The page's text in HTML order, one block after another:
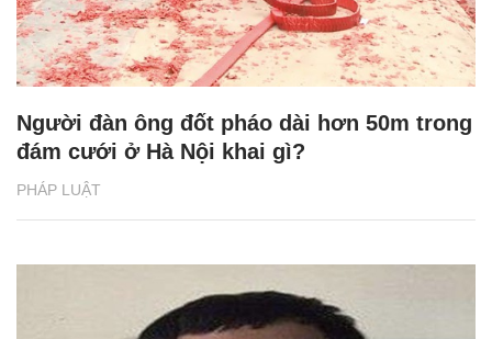
PHÁP LUẬT
Người đàn ông đốt pháo dài hơn 50m trong
đám cưới ở Hà Nội khai gì?